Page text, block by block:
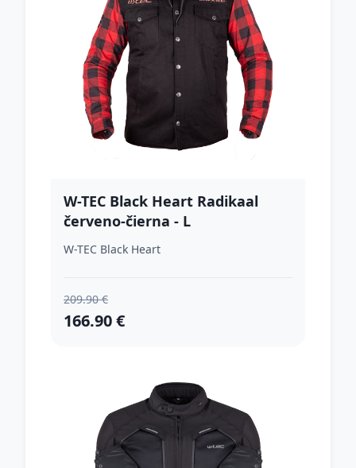
W-TEC Black Heart Radikaal
červeno-čierna - L
W-TEC Black Heart
209.90 €
166.90 €